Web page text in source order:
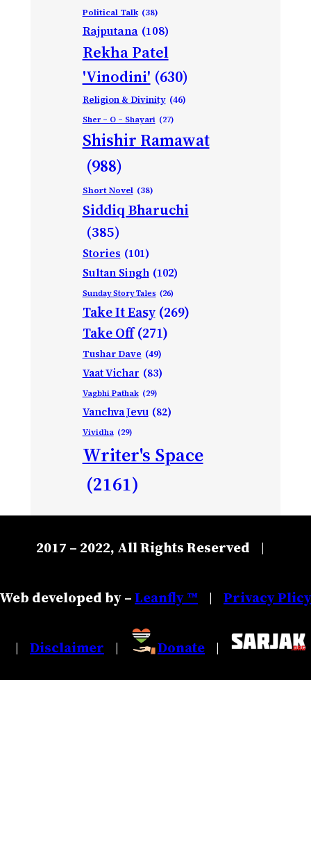
Political Talk (38)
Rajputana (108)
Rekha Patel
'Vinodini' (630)
Religion & Divinity (46)
Sher – O – Shayari (27)
Shishir Ramawat
(988)
Short Novel (38)
Siddiq Bharuchi
(385)
Stories (101)
Sultan Singh (102)
Sunday Story Tales (26)
Take It Easy (269)
Take Off (271)
Tushar Dave (49)
Vaat Vichar (83)
Vagbhi Pathak (29)
Vanchva Jevu (82)
Vividha (29)
Writer's Space
(2161)
2017 – 2022, All Rights Reserved |
Web developed by –Leanfly ™ | Privacy Plicy
| Disclaimer | Donate |